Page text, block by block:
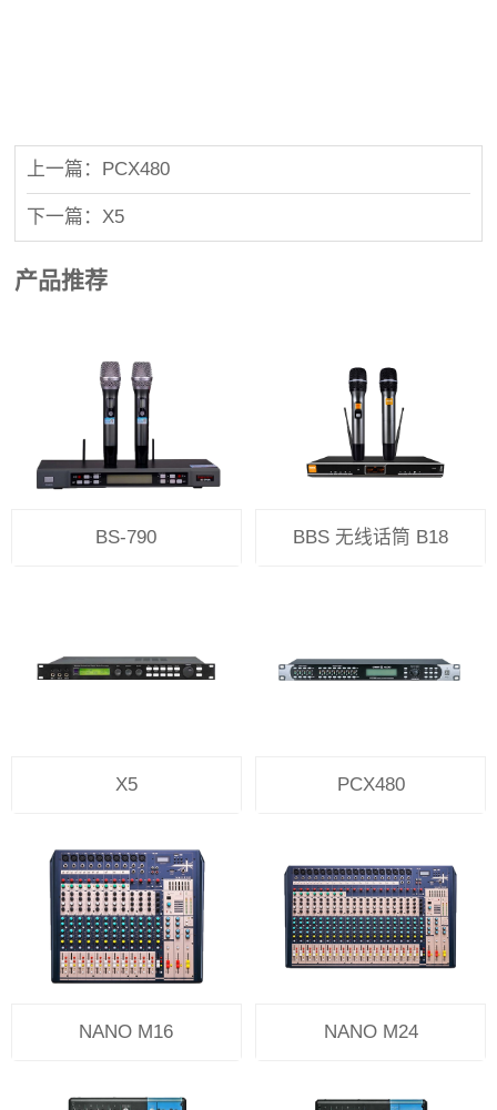
上一篇：PCX480
下一篇：X5
产品推荐
BS-790 BBS 无线话筒 B18
X5 PCX480
NANO M16 NANO M24